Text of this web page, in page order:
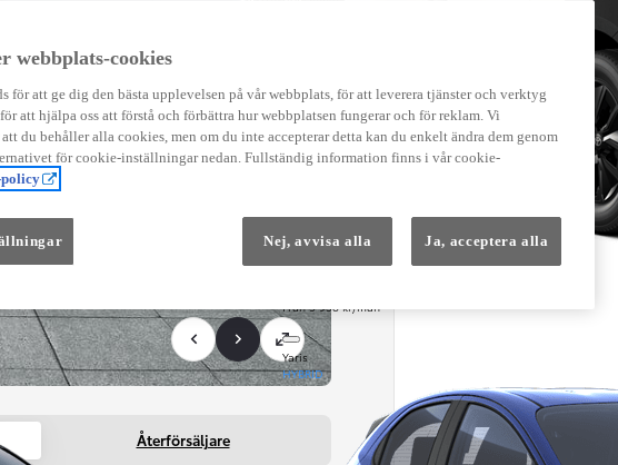
Från 3 958 kr/mån
Yaris
HYBRID
Återförsäljare
webbplats-cookies
för att ge dig den bästa upplevelsen på vår webbplats, för att leverera tjänster och verktyg
att hjälpa oss att förstå och förbättra hur webbplatsen fungerar och för reklam. Vi
du behåller alla cookies, men om du inte accepterar detta kan du enkelt ändra dem genom
för cookie-inställningar nedan. Fullständig information finns i vår cookie-
Nej, avvisa alla Ja, acceptera alla